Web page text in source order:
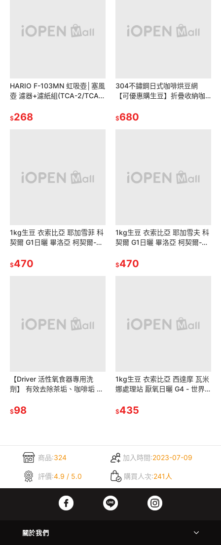
HARIO F-103MN 虹吸壺│塞風
壺 濾器+濾紙組(TCA-2/TCA-
布
$268
304不鏽鋼日式咖啡烘豆網
【可優惠購生豆】折疊收納咖
手網 烘豆機 烘焙機
$680
1kg生豆 衣索比亞 耶加雪菲 科
契爾 G1日曬 畢洛亞 柯契爾-世
園豆《咖啡生豆工廠》
$470
1kg生豆 衣索比亞 耶加雪夫 科
契爾 G1日曬 畢洛亞 柯契爾-世
豆 生咖啡豆 咖啡生豆
$470
【Driver 活性氧食器專用洗
劑】 有效去除茶垢、咖啡垢 去
不銹鋼清潔劑 加量不漲價
$98
1kg生豆 衣索比亞 西達摩 瓦米
娜處理站 厭氧日曬 G4 - 世界
豆》新產季咖啡生豆 生咖啡
$435
商品:324 加入時間:2023-07-09
評價:4.9 / 5.0 購買人次:241人
關於我們